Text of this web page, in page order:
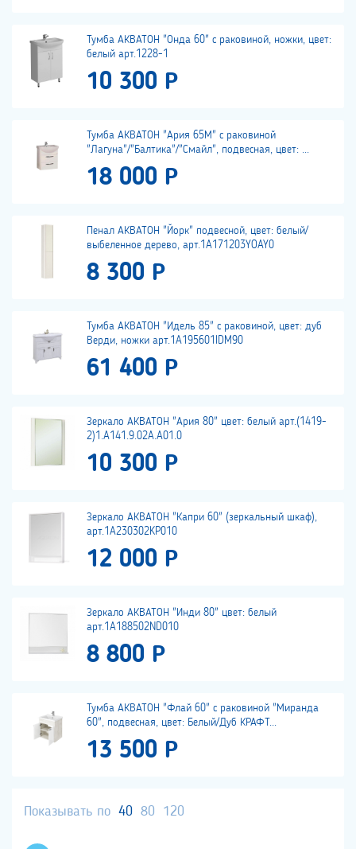
Тумба АКВАТОН "Онда 60" с раковиной, ножки, цвет:
белый арт.1228-1
10 300 Р
Тумба АКВАТОН "Ария 65М" с раковиной
"Лагуна"/"Балтика"/"Смайл", подвесная, цвет: ...
18 000 Р
Пенал АКВАТОН "Йорк" подвесной, цвет: белый/
выбеленное дерево, арт.1A171203YOAY0
8 300 Р
Тумба АКВАТОН "Идель 85" с раковиной, цвет: дуб
Верди, ножки арт.1A195601IDM90
61 400 Р
Зеркало АКВАТОН "Ария 80" цвет: белый арт.(1419-
2)1.A141.9.02A.A01.0
10 300 Р
Зеркало АКВАТОН "Капри 60" (зеркальный шкаф),
арт.1A230302KP010
12 000 Р
Зеркало АКВАТОН "Инди 80" цвет: белый
арт.1A188502ND010
8 800 Р
Тумба АКВАТОН "Флай 60" с раковиной "Миранда
60", подвесная, цвет: Белый/Дуб КРАФТ...
13 500 Р
Показывать по 40 80 120